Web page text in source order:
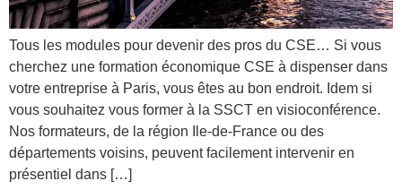
Tous les modules pour devenir des pros du CSE… Si vous
cherchez une formation économique CSE à dispenser dans
votre entreprise à Paris, vous êtes au bon endroit. Idem si
vous souhaitez vous former à la SSCT en visioconférence.
Nos formateurs, de la région Ile-de-France ou des
départements voisins, peuvent facilement intervenir en
présentiel dans […]